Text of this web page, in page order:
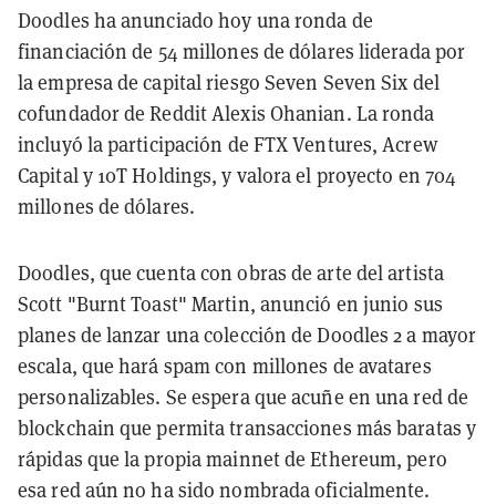
Doodles ha anunciado hoy una ronda de
financiación de 54 millones de dólares liderada por
la empresa de capital riesgo Seven Seven Six del
cofundador de Reddit Alexis Ohanian. La ronda
incluyó la participación de FTX Ventures, Acrew
Capital y 10T Holdings, y valora el proyecto en 704
millones de dólares.
Doodles, que cuenta con obras de arte del artista
Scott "Burnt Toast" Martin, anunció en junio sus
planes de lanzar una colección de Doodles 2 a mayor
escala, que hará spam con millones de avatares
personalizables. Se espera que acuñe en una red de
blockchain que permita transacciones más baratas y
rápidas que la propia mainnet de Ethereum, pero
esa red aún no ha sido nombrada oficialmente.